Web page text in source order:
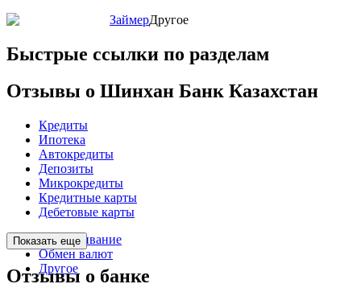
ЗаймерДругое
Быстрые ссылки по разделам
Отзывы о Шинхан Банк Казахстан
Кредиты
Ипотека
Автокредиты
Депозиты
Микрокредиты
Кредитные карты
Дебетовые карты
Обслуживание
Обмен валют
Другое
Показать еще
Отзывы о банке